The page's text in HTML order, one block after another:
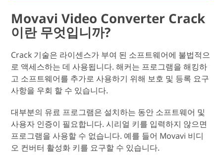
Movavi Video Converter Crack
이란 무엇입니까?
Crack 기술은 라이센스가 부여 된 소프트웨어에 불법적으
로 액세스하는 데 사용됩니다. 해커는 프로그램을 해킹하
고 소프트웨어를 추가로 사용하기 위해 보호 및 등록 요구
사항을 우회 할 수 있습니다.
대부분의 유료 프로그램은 설치하는 동안 소프트웨어 및
사용자 인증이 필요합니다. 시리얼 키를 입력하지 않으면
프로그램을 사용할 수 없습니다. 예를 들어 Movavi 비디
오 컨버터 활성화 키를 요구할 수 있습니다.